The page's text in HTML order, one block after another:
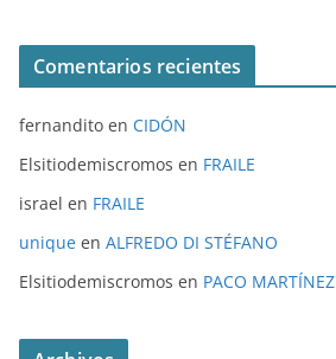
Comentarios recientes
fernandito en CIDÓN
Elsitiodemiscromos en FRAILE
israel en FRAILE
unique en ALFREDO DI STÉFANO
Elsitiodemiscromos en PACO MARTÍNEZ